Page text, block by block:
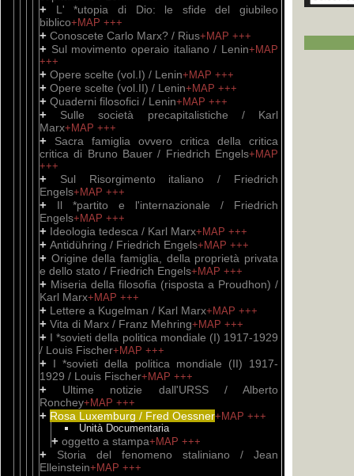
+
L' *utopia di Dio: le sfide del giubileo
biblico+MAP +++
+ Conoscete Carlo Marx? / Rius+MAP +++
+ Sul movimento operaio italiano / Lenin+MAP
+++
+ Opere scelte (vol.I) / Lenin+MAP +++
+ Opere scelte (vol.II) / Lenin+MAP +++
+ Quaderni filosofici / Lenin+MAP +++
+ Sulle società precapitalistiche / Karl
Marx+MAP +++
+ Sacra famiglia ovvero critica della critica
critica di Bruno Bauer / Friedrich Engels+MAP
+++
+
Sul Risorgimento italiano / Friedrich
Engels+MAP +++
+ Il *partito e l'internazionale / Friedrich
Engels+MAP +++
+ Ideologia tedesca / Karl Marx+MAP +++
+ Antidühring / Friedrich Engels+MAP +++
+ Origine della famiglia, della proprietà privata
e dello stato / Friedrich Engels+MAP +++
+ Miseria della filosofia (risposta a Proudhon) /
Karl Marx+MAP +++
+ Lettere a Kugelman / Karl Marx+MAP +++
+ Vita di Marx / Franz Mehring+MAP +++
+ I *sovieti della politica mondiale (I) 1917-1929
/ Louis Fischer+MAP +++
+ I *sovieti della politica mondiale (II) 1917-
1929 / Louis Fischer+MAP +++
+ Ultime notizie dall'URSS / Alberto
Ronchey+MAP +++
+ Rosa Luxemburg / Fred Oessner+MAP +++
Unità Documentaria
+ oggetto a stampa+MAP +++
+ Storia del fenomeno staliniano / Jean
Elleinstein+MAP +++